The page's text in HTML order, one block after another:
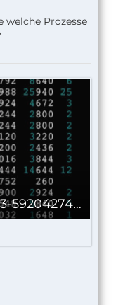
Prozesse
4972B1C6-79B2-4276-B9F3-59204274C06A_autoscaled.jpg